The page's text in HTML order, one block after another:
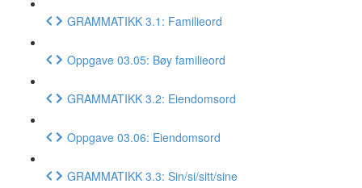
GRAMMATIKK 3.1: Familieord
Oppgave 03.05: Bøy familieord
GRAMMATIKK 3.2: Eiendomsord
Oppgave 03.06: Eiendomsord
GRAMMATIKK 3.3: Sin/si/sitt/sine